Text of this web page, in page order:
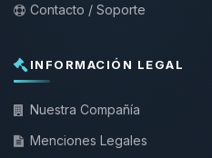
Contacto / Soporte
INFORMACIÓN LEGAL
Nuestra Compañía
Menciones Legales